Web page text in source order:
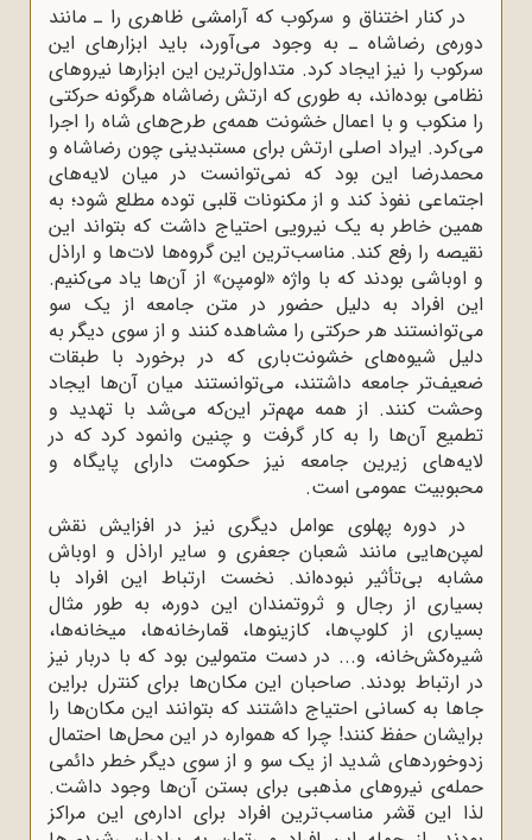
در کنار اختناق و سرکوب که آرامشی ظاهری را ـ مانند
دوره‌ی رضاشاه ـ به وجود می‌آورد، باید ابزارهای این
سرکوب را نیز ایجاد کرد. متداول‌ترین این ابزارها نیروهای
نظامی بوده‌اند، به طوری که ارتش رضاشاه هرگونه حرکتی
را منکوب و با اعمال خشونت همه‌ی طرح‌های شاه را اجرا
می‌کرد. ایراد اصلی ارتش برای مستبدینی چون رضاشاه و
محمدرضا این بود که نمی‌توانست در میان لایه‌های
اجتماعی نفوذ کند و از مکنونات قلبی توده مطلع شود؛ به
همین خاطر به یک نیرویی احتیاج داشت که بتواند این
نقیصه را رفع کند. مناسب‌ترین این گروه‌ها لات‌ها و اراذل
و اوباشی بودند که با واژه «لومپن» از آن‌ها یاد می‌کنیم.
این افراد به دلیل حضور در متن جامعه از یک سو
می‌توانستند هر حرکتی را مشاهده کنند و از سوی دیگر به
دلیل شیوه‌های خشونت‌باری که در برخورد با طبقات
ضعیف‌تر جامعه داشتند، می‌توانستند میان آن‌ها ایجاد
وحشت کنند. از همه مهم‌تر این‌که می‌شد با تهدید و
تطمیع آن‌ها را به کار گرفت و چنین وانمود کرد که در
لایه‌های زیرین جامعه نیز حکومت دارای پایگاه و
محبوبیت عمومی است.
در دوره پهلوی عوامل دیگری نیز در افزایش نقش
لمپن‌هایی مانند شعبان جعفری و سایر اراذل و اوباش
مشابه بی‌تأثیر نبوده‌اند. نخست ارتباط این افراد با
بسیاری از رجال و ثروتمندان این دوره، به طور مثال
بسیاری از کلوپ‌ها، کازینوها، قمارخانه‌ها، میخانه‌ها،
شیره‌کش‌خانه‌، و... در دست متمولین بود که با دربار نیز
در ارتباط بودند. صاحبان این مکان‌ها برای کنترل براین
جاها به کسانی احتیاج داشتند که بتوانند این مکان‌ها را
برایشان حفظ کنند! چرا که همواره در این محل‌ها احتمال
زدوخوردهای شدید از یک سو و از سوی دیگر خطر دائمی
حمله‌ی نیروهای مذهبی برای بستن آن‌ها وجود داشت.
لذا این قشر مناسب‌ترین افراد برای اداره‌ی این مراکز